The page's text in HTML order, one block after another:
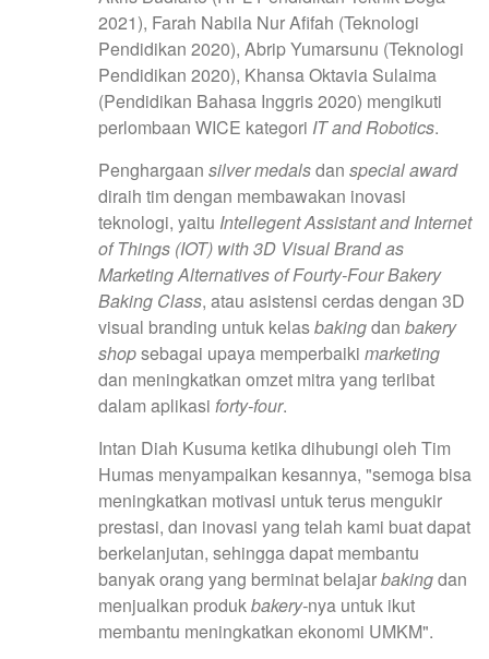
2021), Farah Nabila Nur Afifah (Teknologi
Pendidikan 2020), Abrip Yumarsunu (Teknologi
Pendidikan 2020), Khansa Oktavia Sulaima
(Pendidikan Bahasa Inggris 2020) mengikuti
perlombaan WICE kategori IT and Robotics.
Penghargaan silver medalsdan special award
diraih tim dengan membawakan inovasi
teknologi, yaitu Intellegent Assistant and Internet
of Things (IOT) with 3D Visual Brand as
Marketing Alternatives of Fourty-Four Bakery
Baking Class, atau asistensi cerdas dengan 3D
visual branding untuk kelasbakingdan bakery
shopsebagai upaya memperbaiki marketing
dan meningkatkan omzet mitra yang terlibat
dalam aplikasi forty-four.
Intan Diah Kusuma ketika dihubungi oleh Tim
Humas menyampaikan kesannya, "semoga bisa
meningkatkan motivasi untuk terus mengukir
prestasi, dan inovasi yang telah kami buat dapat
berkelanjutan, sehingga dapat membantu
banyak orang yang berminat belajarbakingdan
menjualkan produkbakery-nya untuk ikut
membantu meningkatkan ekonomi UMKM".